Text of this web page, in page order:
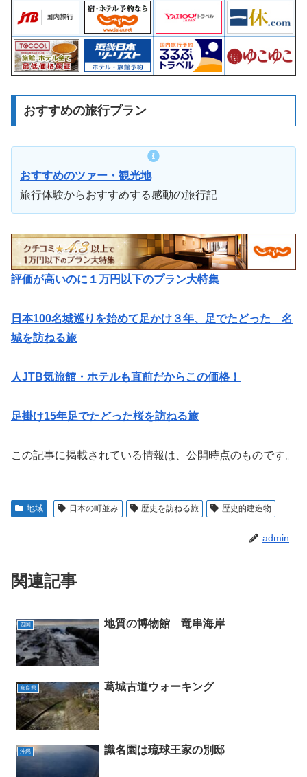
おすすめの旅行プラン
おすすめのツァー・観光地
旅行体験からおすすめする感動の旅行記
評価が高いのに１万円以下のプラン大特集
日本100名城巡りを始めて足かけ３年、足でたどった 名
城を訪ねる旅
人JTB気旅館・ホテルも直前だからこの価格！
足掛け15年足でたどった桜を訪ねる旅
この記事に掲載されている情報は、公開時点のものです。
地域 日本の町並み 歴史を訪ねる旅 歴史的建造物
admin
関連記事
四国 地質の博物館 竜串海岸
奈良県 葛城古道ウォーキング
沖縄 識名園は琉球王家の別邸